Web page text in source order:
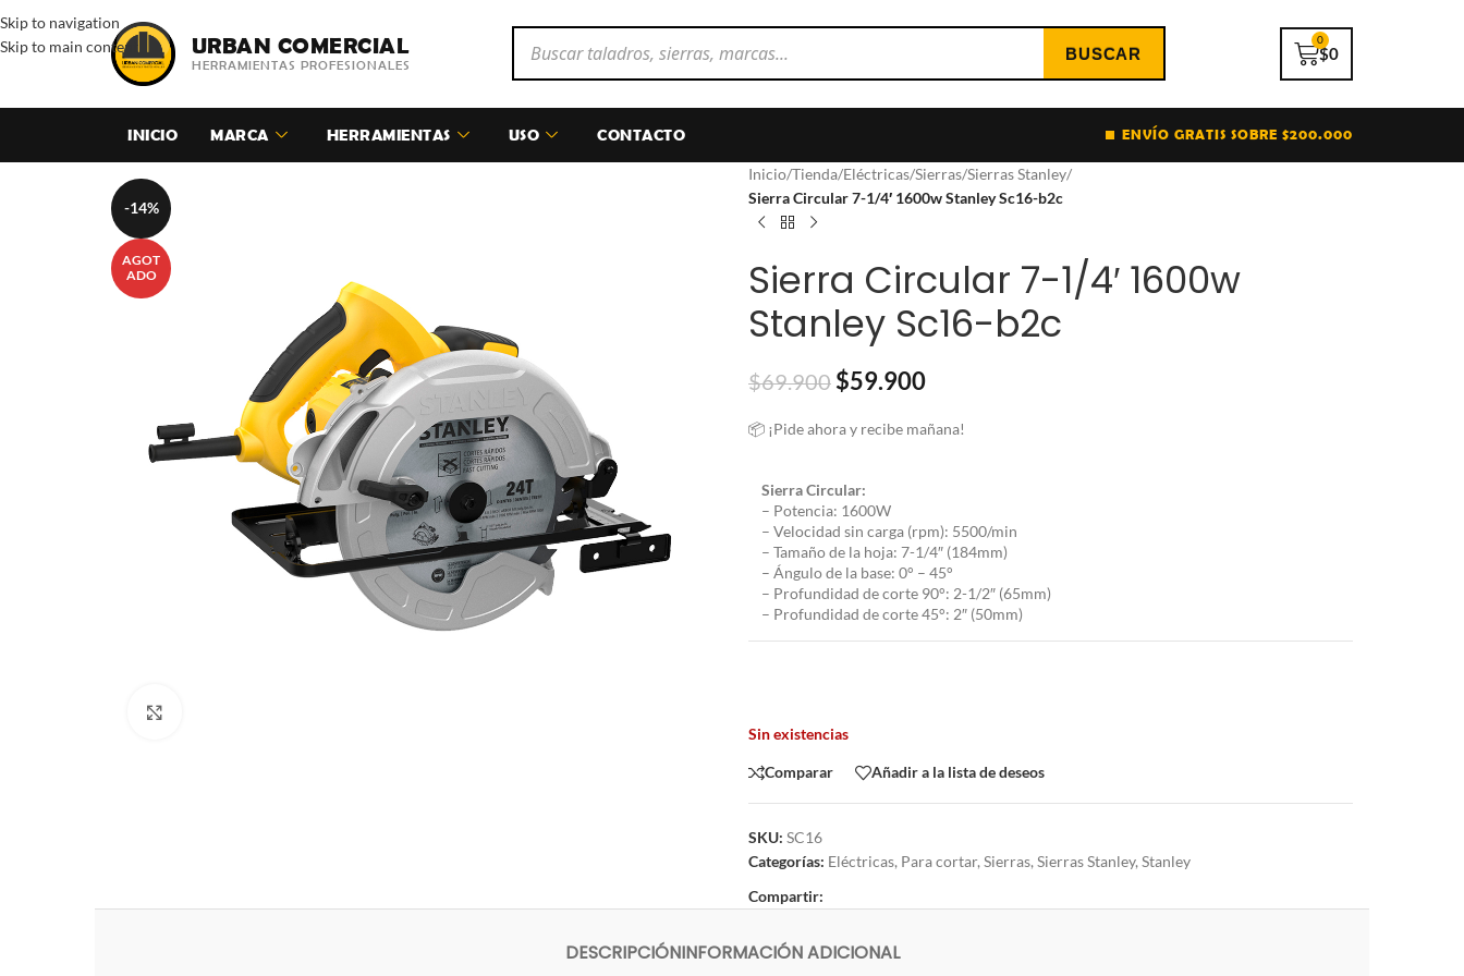
Skip to navigation
Skip to main content
URBAN COMERCIAL
HERRAMIENTAS PROFESIONALES
$0
0
INICIO MARCA HERRAMIENTAS USO CONTACTO ENVÍO GRATIS SOBRE $200.000
-14%
AGOT
ADO
Inicio/Tienda/Eléctricas/Sierras/Sierras Stanley/
Sierra Circular 7-1/4′ 1600w Stanley Sc16-b2c
Sierra Circular 7-1/4′ 1600w
Stanley Sc16-b2c
$69.900 $59.900
📦 ¡Pide ahora y recibe mañana!
Sierra Circular:
– Potencia: 1600W
– Velocidad sin carga (rpm): 5500/min
– Tamaño de la hoja: 7-1/4″ (184mm)
– Ángulo de la base: 0° – 45°
– Profundidad de corte 90°: 2-1/2″ (65mm)
– Profundidad de corte 45°: 2″ (50mm)
Sin existencias
Comparar Añadir a la lista de deseos
SKU: SC16
Categorías: Eléctricas, Para cortar, Sierras, Sierras Stanley, Stanley
Compartir:
DESCRIPCIÓNINFORMACIÓN ADICIONAL